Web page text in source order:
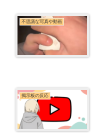
不思議な写真や動画
掲示板の反応